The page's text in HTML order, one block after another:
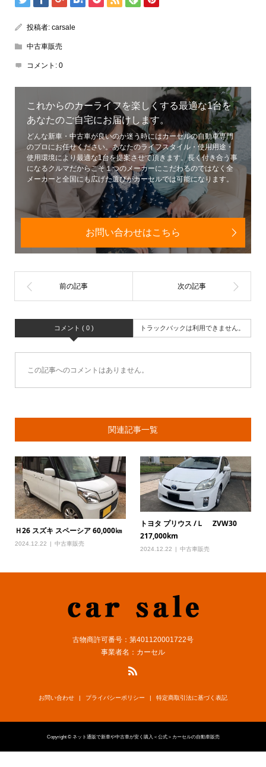
投稿者: carsale
中古車販売
コメント: 0
これからのカーライフを楽しくする最適な1台を
あなたのご自宅にお届けします。
どんな新車・中古車が良いのか迷う時にはカーセルの自動車専門
のプロにお任せください。あなたのライフスタイル・使用用途・
使用環境により最適な1台を提案させて頂きます。長く付き合う事
になるクルマだからこそ１つのメーカーにこだわるのではなく全
メーカーと全国にも広げた選びがカーセルでは可能になります。
お問い合わせはこちら
コメント ( 0 ) トラックバックは利用できません。
この記事へのコメントはありません。
関連記事一覧
Ｈ26 スズキ スペーシア 60,000㎞
2024.12.22 中古車販売
トヨタ プリウス /Ｌ ZVW30
217,000km
2024.12.22 中古車販売
古物商許可番号：第401120001722号
事業者名：カーセル
お問い合わせ プライバシーポリシー 特定商取引法に基づく表記
Copyright © ネット通販で新車や中古車が安く購入＜公式＞カーセルの自動車販売